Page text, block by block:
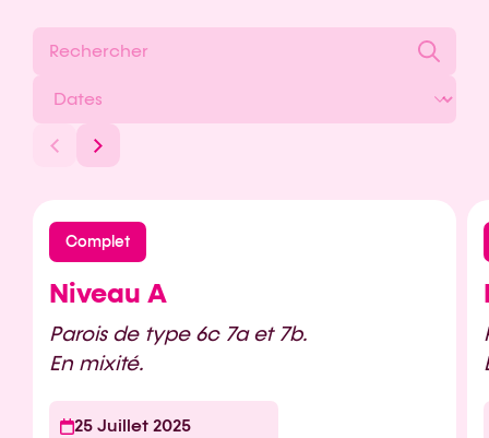
Complet
Niveau A
Parois de type 6c 7a et 7b.
En mixité.
25 Juillet 2025